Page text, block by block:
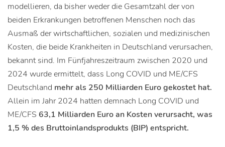
modellieren, da bisher weder die Gesamtzahl der von
beiden Erkrankungen betroffenen Menschen noch das
Ausmaß der wirtschaftlichen, sozialen und medizinischen
Kosten, die beide Krankheiten in Deutschland verursachen,
bekannt sind. Im Fünfjahreszeitraum zwischen 2020 und
2024 wurde ermittelt, dass Long COVID und ME/CFS
Deutschland mehr als 250 Milliarden Euro gekostet hat.
Allein im Jahr 2024 hatten demnach Long COVID und
ME/CFS 63,1 Milliarden Euro an Kosten verursacht, was
1,5 % des Bruttoinlandsprodukts (BIP) entspricht.